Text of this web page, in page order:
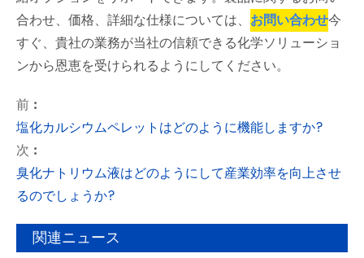
合わせ、価格、詳細な仕様については、 お問い合わせ今
すぐ、貴社の業務が当社の信頼できる化学ソリューショ
ンから恩恵を受けられるようにしてください。
前 :
塩化カルシウムペレットはどのように機能しますか?
次 :
臭化ナトリウム液はどのようにして産業効率を向上させ
るのでしょうか?
関連ニュース